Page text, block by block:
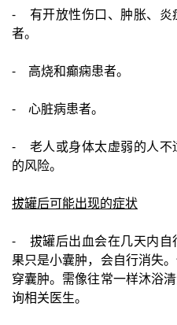
- 有开放性伤口、肿胀、炎
者。
- 高烧和癫痫患者。
- 心脏病患者。
- 老人或身体太虚弱的人不
的风险。
拔罐后可能出现的症状
- 拔罐后出血会在几天内自
果只是小囊肿，会自行消失
穿囊肿。需像往常一样沐浴
询相关医生。